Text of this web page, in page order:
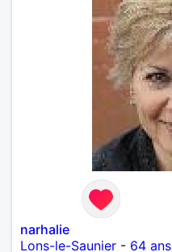
narhalie
Lons-le-Saunier - 64 ans